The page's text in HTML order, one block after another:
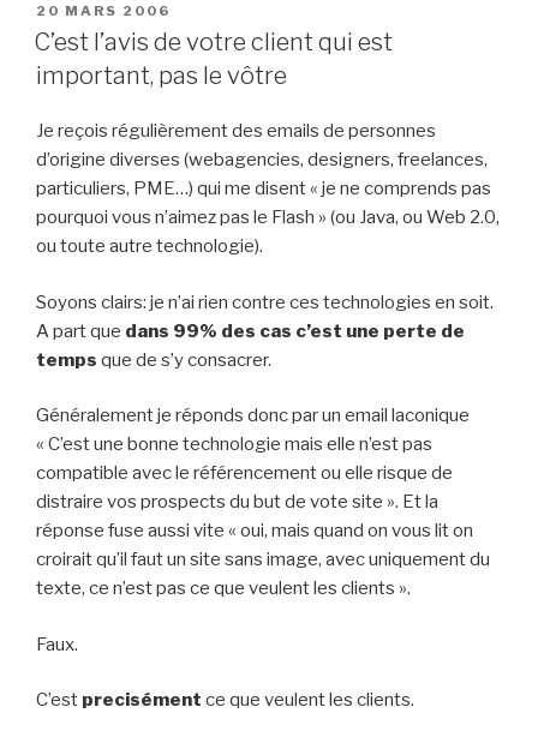
PUBLIÉ
LE
20 MARS 2006
C’est l’avis de votre client qui est
important, pas le vôtre
Je reçois régulièrement des emails de personnes
d’origine diverses (webagencies, designers, freelances,
particuliers, PME…) qui me disent « je ne comprends pas
pourquoi vous n’aimez pas le Flash » (ou Java, ou Web 2.0,
ou toute autre technologie).
Soyons clairs: je n’ai rien contre ces technologies en soit.
A part que dans 99% des cas c’est une perte de
temps que de s’y consacrer.
Généralement je réponds donc par un email laconique
« C’est une bonne technologie mais elle n’est pas
compatible avec le référencement ou elle risque de
distraire vos prospects du but de vote site ». Et la
réponse fuse aussi vite « oui, mais quand on vous lit on
croirait qu’il faut un site sans image, avec uniquement du
texte, ce n’est pas ce que veulent les clients ».
Faux.
C’est precisément ce que veulent les clients.